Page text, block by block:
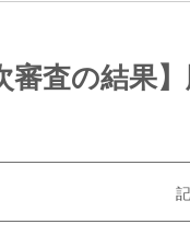
審査の結果